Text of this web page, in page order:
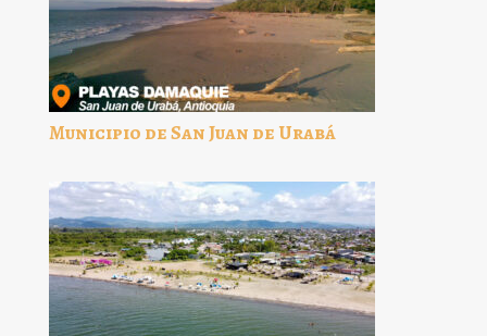
Municipio de San Juan de Urabá